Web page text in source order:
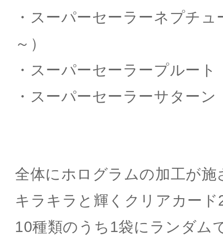
・スーパーセーラーネプチ
～）
・スーパーセーラープルー
・スーパーセーラーサター
全体にホログラムの加工が施
キラキラと輝くクリアカー
10種類のうち1袋にランダム